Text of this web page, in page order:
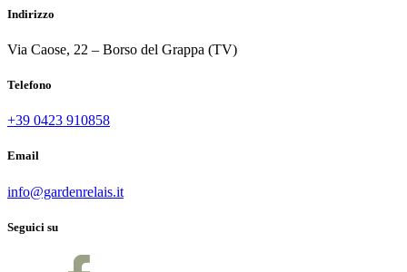
Indirizzo
Via Caose, 22 – Borso del Grappa (TV)
Telefono
+39 0423 910858
Email
info@gardenrelais.it
Seguici su